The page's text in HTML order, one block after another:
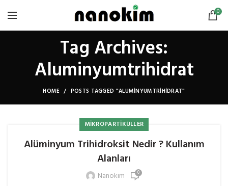
0
Tag Archives:
Aluminyumtrihidrat
HOME POSTS TAGGED "ALUMINYUMTRIHIDRAT"
MIKROPARTIKÜLLER
Alüminyum Trihidroksit Nedir ? Kullanım
Alanları
Nanokim 0